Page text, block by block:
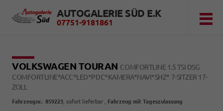
AUTOGALERIE SÜD E.K
07751-9181861
VOLKSWAGEN TOURAN COMFORTLINE 1.5 TSI DSG
COMFORTLINE*ACC*LED*PDC*KAMERA*NAVI*SHZ* 7-SITZER 17-
ZOLL
Fahrzeugnr.: 859223 sofort lieferbar Fahrzeug mit Tageszulassung